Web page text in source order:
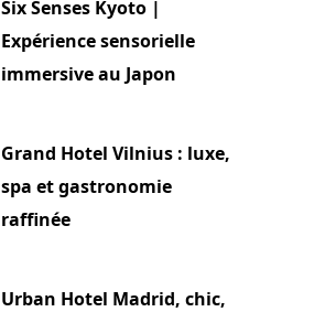
Six Senses Kyoto |
Expérience sensorielle
immersive au Japon
Grand Hotel Vilnius : luxe,
spa et gastronomie
raffinée
Urban Hotel Madrid, chic,